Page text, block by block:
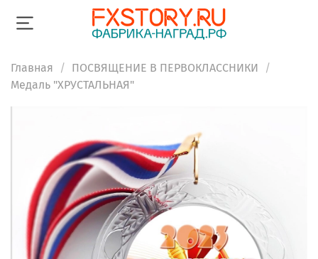
Главная
ПОСВЯЩЕНИЕ В ПЕРВОКЛАССНИКИ
Медаль "ХРУСТАЛЬНАЯ"